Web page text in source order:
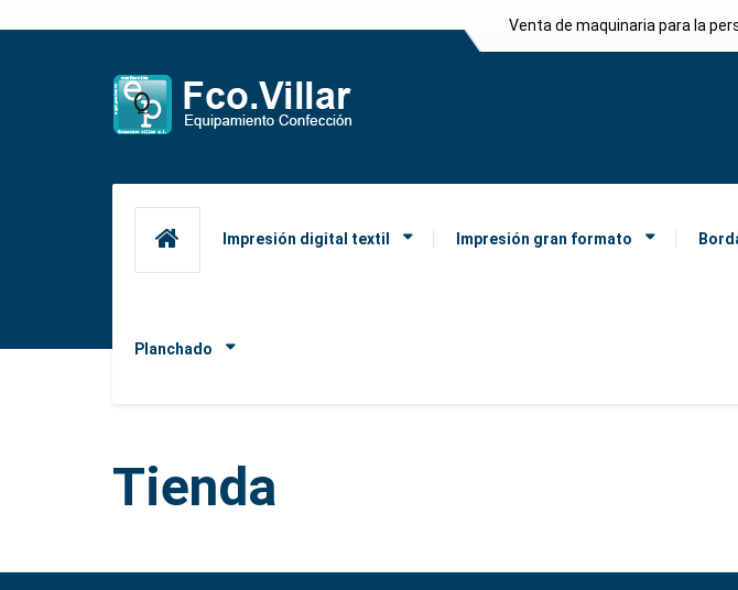
Venta de maquinaria para la
Impresión digital textil Impresión gran formato
Planchado
Tienda